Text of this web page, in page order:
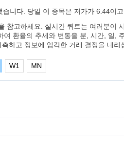
습니다. 당일 이 종목은 저가가 6.44이
참고하세요. 실시간 쿼트는 여러분이
환율의 추세와 변동을 분, 시간, 일,
하고 정보에 입각한 거래 결정을 내리
W1 MN